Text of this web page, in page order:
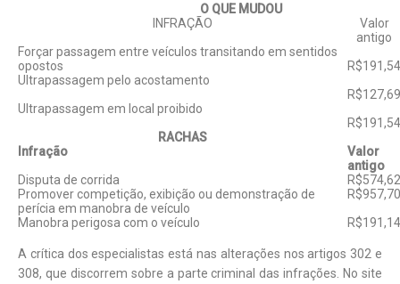
O QUE MUDOU
INFRAÇÃO
Valor
antigo
Forçar passagem entre veículos transitando em sentidos
opostos
R$191,54
Ultrapassagem pelo acostamento
R$127,69
Ultrapassagem em local proibido
R$191,54
RACHAS
Infração
Valor
antigo
Disputa de corrida
R$574,62
Promover competição, exibição ou demonstração de
perícia em manobra de veículo
R$957,70
Manobra perigosa com o veículo
R$191,14
A crítica dos especialistas está nas alte­rações nos artigos 302 e
308, que discorrem sobre a parte criminal das infrações. No site